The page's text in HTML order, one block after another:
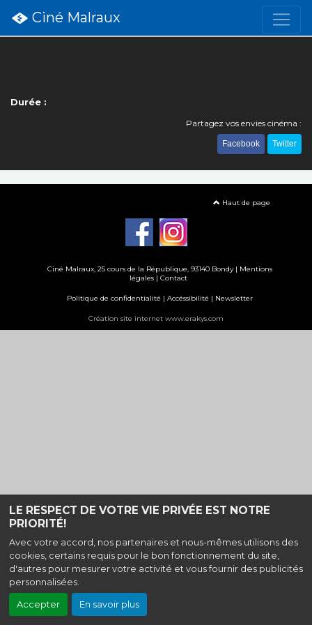
LE RESPECT DE VOTRE VIE PRIVÉE EST NOTRE
PRIORITÉ!
Avec votre accord, nos partenaires et nous-mêmes utilisons des
cookies, certains requis pour le bon fonctionnement du site,
d'autres pour mesurer votre activité et vous fournir des publicités
personnalisées.
Accepter En savoir plus
Ciné Malraux
Durée :
Partagez vos envies cinéma :
Facebook Twitter
Haut de page
Ciné Malraux, 25 cours de la République, 93140 Bondy | Mentions
légales | Contact
Politique de confidentialité | Accéssibilité | Newsletter
Création site internet www.erakys.com